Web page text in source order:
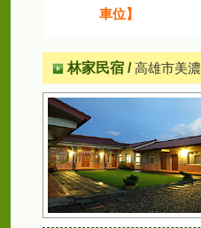
車位】
林家民宿 /高雄市美